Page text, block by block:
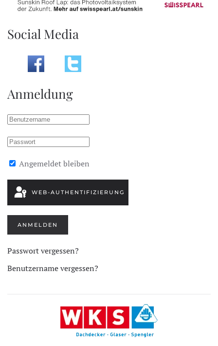
Social Media
Anmeldung
Angemeldet bleiben
WEB-AUTHENTIFIZIERUNG
ANMELDEN
Passwort vergessen?
Benutzername vergessen?